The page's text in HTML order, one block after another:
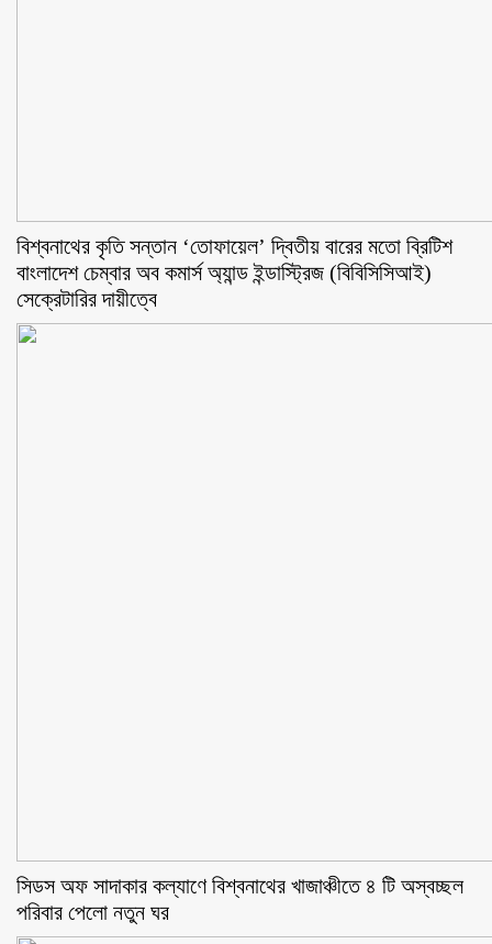
বিশ্বনাথের কৃতি সন্তান ‘তোফায়েল’ দ্বিতীয় বারের মতো ব্রিটিশ
বাংলাদেশ চেম্বার অব কমার্স অ্যান্ড ইন্ডাস্ট্রিজ (বিবিসিসিআই)
সেক্রেটারির দায়ীত্বে
সিডস অফ সাদাকার কল্যাণে বিশ্বনাথের খাজাঞ্চীতে ৪ টি অস্বচ্ছল
পরিবার পেলো নতুন ঘর